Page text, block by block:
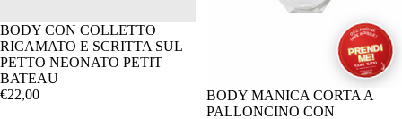
SOLE
ZAINO
BODY CON COLLETTO
RICAMATO E SCRITTA SUL
PETTO NEONATO PETIT
BATEAU
€22,00
ESAURITO
BODY MANICA CORTA A
PALLONCINO CON